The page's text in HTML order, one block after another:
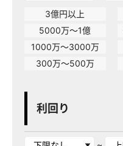
3億円以上
5000万～1億
1000万～3000万
300万～500万
利回り